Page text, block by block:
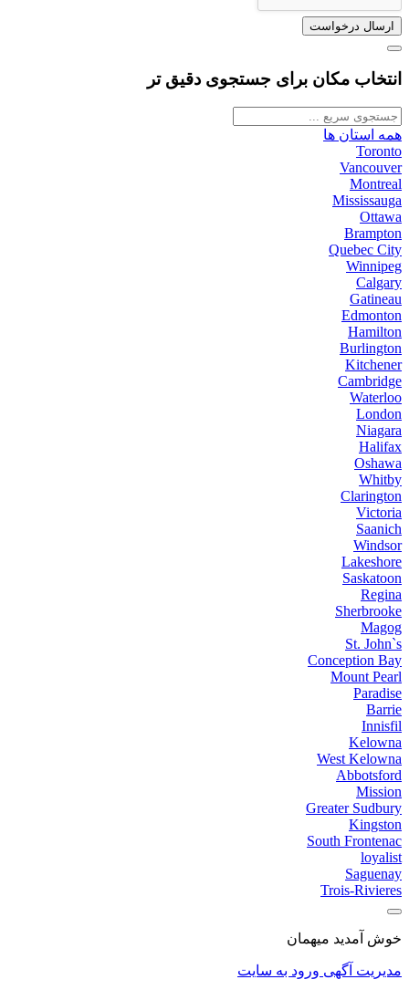
انتخاب مکان برای جستجوی دقیق تر
همه استان ها
Toronto
Vancouver
Montreal
Mississauga
Ottawa
Brampton
Quebec City
Winnipeg
Calgary
Gatineau
Edmonton
Hamilton
Burlington
Kitchener
Cambridge
Waterloo
London
Niagara
Halifax
Oshawa
Whitby
Clarington
Victoria
Saanich
Windsor
Lakeshore
Saskatoon
Regina
Sherbrooke
Magog
St. John`s
Conception Bay
Mount Pearl
Paradise
Barrie
Innisfil
Kelowna
West Kelowna
Abbotsford
Mission
Greater Sudbury
Kingston
South Frontenac
loyalist
Saguenay
Trois-Rivieres
خوش آمدید میهمان
مدیریت آگهی ورود به سایت